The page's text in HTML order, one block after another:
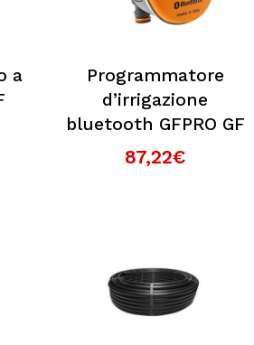
a
Programmatore
d’irrigazione
bluetooth GFPRO GF
87,22€